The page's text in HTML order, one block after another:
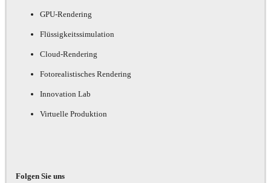
GPU-Rendering
Flüssigkeitssimulation
Cloud-Rendering
Fotorealistisches Rendering
Innovation Lab
Virtuelle Produktion
Folgen Sie uns